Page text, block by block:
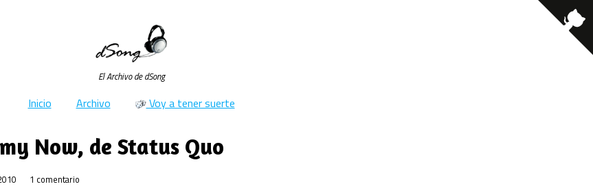
El Archivo de dSong
Inicio Archivo Voy a tener suerte
Now, de Status Quo
1 comentario